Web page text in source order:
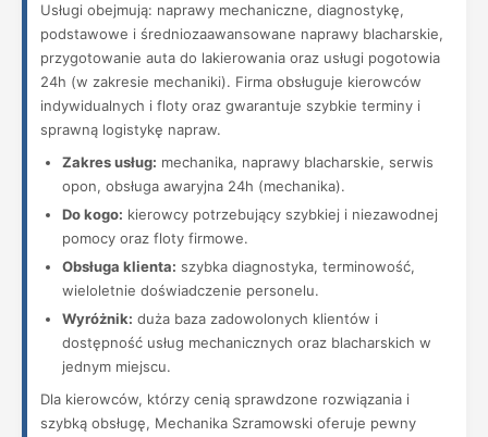
Usługi obejmują: naprawy mechaniczne, diagnostykę,
podstawowe i średniozaawansowane naprawy blacharskie,
przygotowanie auta do lakierowania oraz usługi pogotowia
24h (w zakresie mechaniki). Firma obsługuje kierowców
indywidualnych i floty oraz gwarantuje szybkie terminy i
sprawną logistykę napraw.
Zakres usług: mechanika, naprawy blacharskie, serwis
opon, obsługa awaryjna 24h (mechanika).
Do kogo: kierowcy potrzebujący szybkiej i niezawodnej
pomocy oraz floty firmowe.
Obsługa klienta: szybka diagnostyka, terminowość,
wieloletnie doświadczenie personelu.
Wyróżnik: duża baza zadowolonych klientów i
dostępność usług mechanicznych oraz blacharskich w
jednym miejscu.
Dla kierowców, którzy cenią sprawdzone rozwiązania i
szybką obsługę, Mechanika Szramowski oferuje pewny